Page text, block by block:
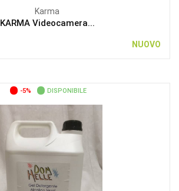
Karma
KARMA Videocamera...
NUOVO
-5% DISPONIBILE